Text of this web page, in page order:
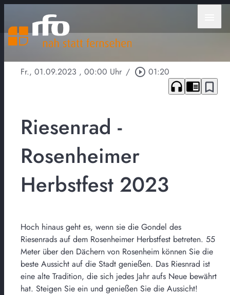
Fr., 01.09.2023 , 00:00 Uhr / play_circle_outline 01:20
headphones chrome_reader_mode bookmark_border
Riesenrad -
Rosenheimer
Herbstfest 2023
Hoch hinaus geht es, wenn sie die Gondel des
Riesenrads auf dem Rosenheimer Herbstfest betreten. 55
Meter über den Dächern von Rosenheim können Sie die
beste Aussicht auf die Stadt genießen. Das Riesnrad ist
eine alte Tradition, die sich jedes Jahr aufs Neue bewährt
hat. Steigen Sie ein und genießen Sie die Aussicht!